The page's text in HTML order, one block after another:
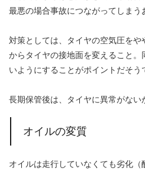
最悪の場合事故につながってしまう
対策としては、タイヤの空気圧を
からタイヤの接地面を変えること
いようにすることがポイントだそう
長期保管後は、タイヤに異常がない
オイルの変質
オイルは走行していなくても劣化（